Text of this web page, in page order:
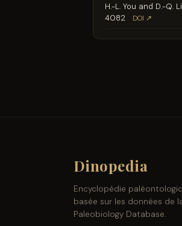
H.-L. You and D.-
4082
DOI ↗
Dinopedia
Encyclopédie
basée sur les données de
Paleobiology Database.